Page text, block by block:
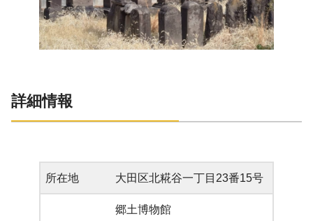
詳細情報
所在地 大田区北糀谷一丁目23番15号
郷土博物館